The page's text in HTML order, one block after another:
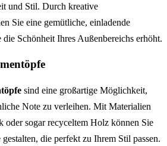
und Stil. Durch kreative
Sie eine gemütliche, einladende
Schönheit Ihres Außenbereichs erhöht.
sind eine großartige Möglichkeit,
Note zu verleihen. Mit Materialien
oder sogar recyceltem Holz können Sie
die perfekt zu Ihrem Stil passen.